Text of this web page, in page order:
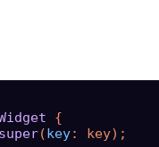
{
super(key: key);